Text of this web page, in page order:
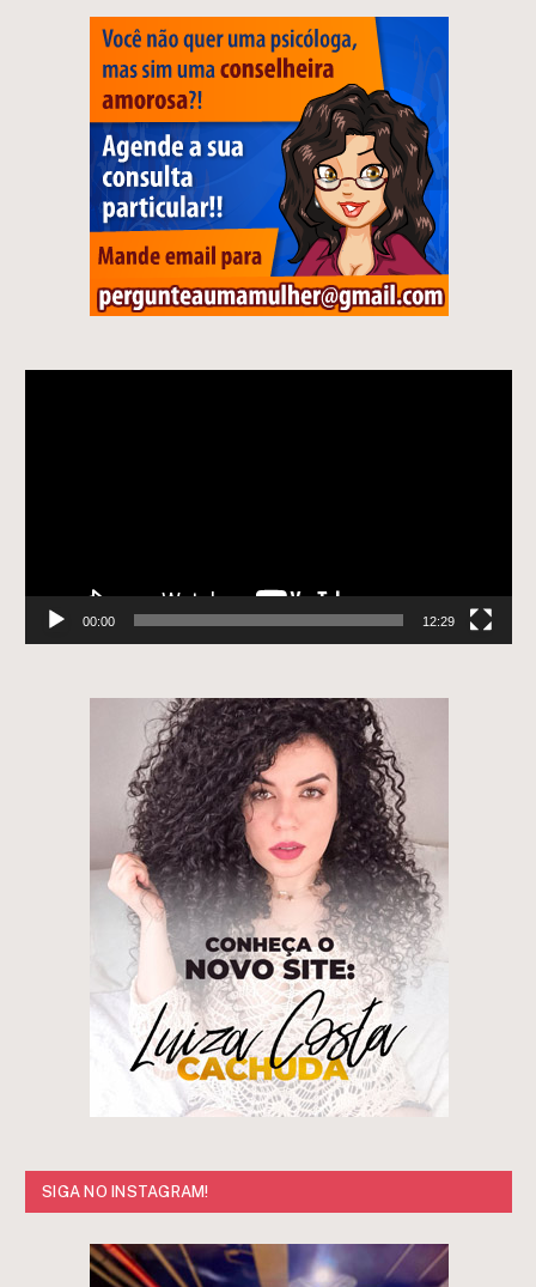
00:00 12:29
SIGA NO INSTAGRAM!